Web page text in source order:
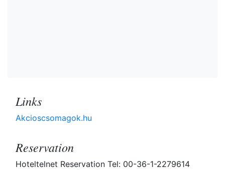
Links
Akcioscsomagok.hu
Reservation
Hoteltelnet Reservation Tel: 00-36-1-2279614